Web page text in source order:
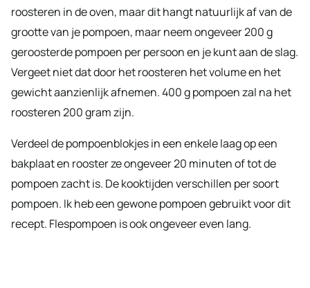
roosteren in de oven, maar dit hangt natuurlijk af van de
grootte van je pompoen, maar neem ongeveer 200 g
geroosterde pompoen per persoon en je kunt aan de slag.
Vergeet niet dat door het roosteren het volume en het
gewicht aanzienlijk afnemen. 400 g pompoen zal na het
roosteren 200 gram zijn.
Verdeel de pompoenblokjes in een enkele laag op een
bakplaat en rooster ze ongeveer 20 minuten of tot de
pompoen zacht is. De kooktijden verschillen per soort
pompoen. Ik heb een gewone pompoen gebruikt voor dit
recept. Flespompoen is ook ongeveer even lang.